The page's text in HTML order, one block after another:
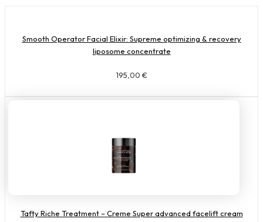
Smooth Operator Facial Elixir: Supreme optimizing & recovery
liposome concentrate
195,00 €
Tafty Riche Treatment – Creme Super advanced facelift cream